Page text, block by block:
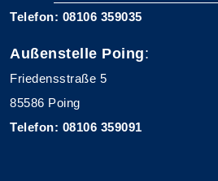
Telefon: 08106 359035
Außenstelle Poing:
Friedensstraße 5
85586 Poing
Telefon: 08106 359091